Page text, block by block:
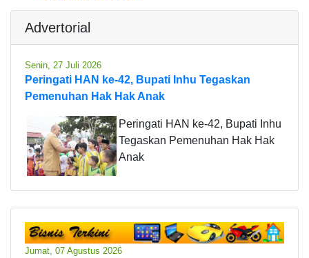
Advertorial
Senin, 27 Juli 2026
Peringati HAN ke-42, Bupati Inhu Tegaskan
Pemenuhan Hak Hak Anak
Peringati HAN ke-42, Bupati Inhu
Tegaskan Pemenuhan Hak Hak
Anak
Jumat, 07 Agustus 2026